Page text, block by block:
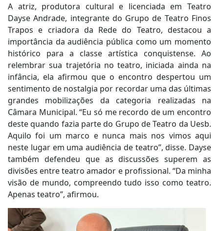
A atriz, produtora cultural e licenciada em Teatro
Dayse Andrade, integrante do Grupo de Teatro Finos
Trapos e criadora da Rede do Teatro, destacou a
importância da audiência pública como um momento
histórico para a classe artística conquistense. Ao
relembrar sua trajetória no teatro, iniciada ainda na
infância, ela afirmou que o encontro despertou um
sentimento de nostalgia por recordar uma das últimas
grandes mobilizações da categoria realizadas na
Câmara Municipal. “Eu só me recordo de um encontro
deste quando fazia parte do Grupo de Teatro da Uesb.
Aquilo foi um marco e nunca mais nos vimos aqui
neste lugar em uma audiência de teatro”, disse. Dayse
também defendeu que as discussões superem as
divisões entre teatro amador e profissional. “Da minha
visão de mundo, compreendo tudo isso como teatro.
Apenas teatro”, afirmou.